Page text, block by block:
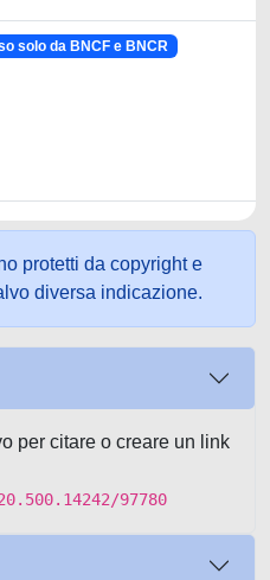
solo da BNCF e BNCR
protetti da copyright e
diversa indicazione.
per citare o creare un link
97780